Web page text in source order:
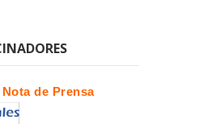
de Prensa